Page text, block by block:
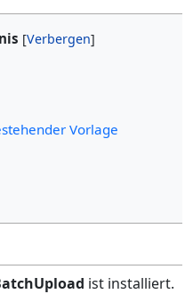
Vorlage
ist installiert.